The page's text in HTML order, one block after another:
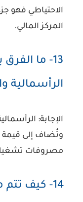
الاحتياطي فهو
المركز المالي.
13- ما
الرأسمالية
الإجابة:
وتُضاف إلى قيمة
مصروفات
14- كيف